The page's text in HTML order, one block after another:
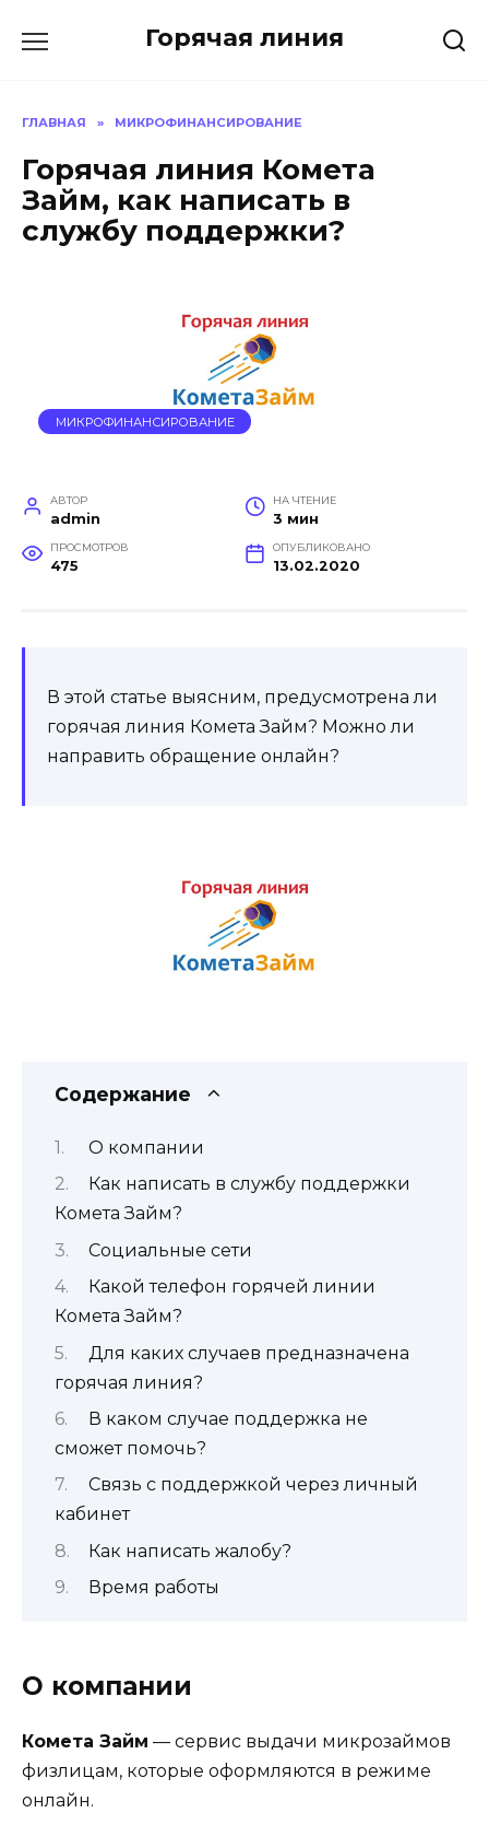
Горячая линия
ГЛАВНАЯ » МИКРОФИНАНСИРОВАНИЕ
Горячая линия Комета
Займ, как написать в
службу поддержки?
МИКРОФИНАНСИРОВАНИЕ
АВТОР
admin
НА ЧТЕНИЕ
3 мин
ПРОСМОТРОВ
475
ОПУБЛИКОВАНО
13.02.2020
В этой статье выясним, предусмотрена ли
горячая линия Комета Займ? Можно ли
направить обращение онлайн?
Содержание
О компании
Как написать в службу поддержки
Комета Займ?
Социальные сети
Какой телефон горячей линии
Комета Займ?
Для каких случаев предназначена
горячая линия?
В каком случае поддержка не
сможет помочь?
Связь с поддержкой через личный
кабинет
Как написать жалобу?
Время работы
О компании
Комета Займ — сервис выдачи микрозаймов
физлицам, которые оформляются в режиме
онлайн.